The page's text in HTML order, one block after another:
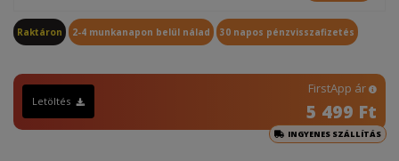
Raktáron 2-4 munkanapon belül nálad 30 napos pénzvisszafizetés
Letöltés
FirstApp ár
5 499 Ft
INGYENES SZÁLLÍTÁS